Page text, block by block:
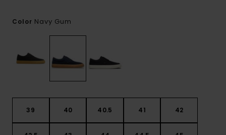
Color Navy Gum
39 40 40.5 41 42